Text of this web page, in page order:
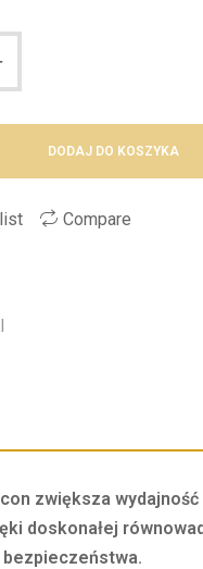
DODAJ DO KOSZYKA
Compare
zwiększa
doskonałej